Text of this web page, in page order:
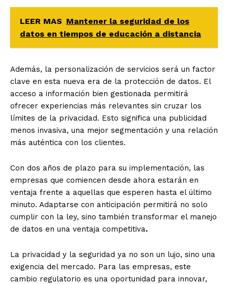
LEER MAS Mantener la seguridad de los
datos en tiempos de educación a distancia
Además, la personalización de servicios será un factor
clave en esta nueva era de la protección de datos. El
acceso a información bien gestionada permitirá
ofrecer experiencias más relevantes sin cruzar los
límites de la privacidad. Esto significa una publicidad
menos invasiva, una mejor segmentación y una relación
más auténtica con los clientes.
Con dos años de plazo para su implementación, las
empresas que comiencen desde ahora estarán en
ventaja frente a aquellas que esperen hasta el último
minuto. Adaptarse con anticipación permitirá no solo
cumplir con la ley, sino también transformar el manejo
de datos en una ventaja competitiva.
La privacidad y la seguridad ya no son un lujo, sino una
exigencia del mercado. Para las empresas, este
cambio regulatorio es una oportunidad para innovar,